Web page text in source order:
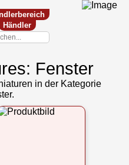
Händler
Fenster
in der Kategorie